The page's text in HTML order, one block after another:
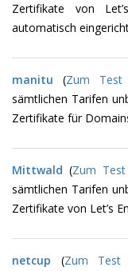
Zertifikate von
automatisch
manitu (Zum Test
sämtlichen Tarifen
Zertifikate für
Mittwald (Zum
sämtlichen Tarifen
Zertifikate von Let’s
netcup (Zum Test